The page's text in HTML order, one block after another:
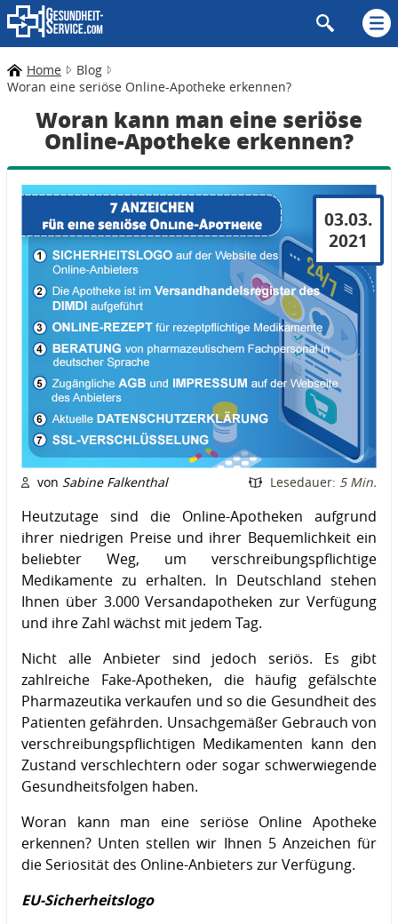
Home
Blog
Woran eine seriöse Online-Apotheke erkennen?
Woran kann man eine seriöse
Online-Apotheke erkennen?
03.03.
2021
von Sabine Falkenthal Lesedauer: 5 Min.
Heutzutage sind die Online-Apotheken aufgrund
ihrer niedrigen Preise und ihrer Bequemlichkeit ein
beliebter Weg, um verschreibungspflichtige
Medikamente zu erhalten. In Deutschland stehen
Ihnen über 3.000 Versandapotheken zur Verfügung
und ihre Zahl wächst mit jedem Tag.
Nicht alle Anbieter sind jedoch seriös. Es gibt
zahlreiche Fake-Apotheken, die häufig gefälschte
Pharmazeutika verkaufen und so die Gesundheit des
Patienten gefährden. Unsachgemäßer Gebrauch von
verschreibungspflichtigen Medikamenten kann den
Zustand verschlechtern oder sogar schwerwiegende
Gesundheitsfolgen haben.
Woran kann man eine seriöse Online Apotheke
erkennen? Unten stellen wir Ihnen 5 Anzeichen für
die Seriosität des Online-Anbieters zur Verfügung.
EU-Sicherheitslogo